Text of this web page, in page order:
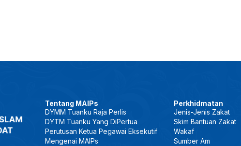
Tentang MAIPs
DYMM Tuanku Raja Perlis
DYTM Tuanku Yang DiPertua
Perutusan Ketua Pegawai Eksekutif
Mengenai MAIPs
Perkhidmatan
Jenis-Jenis Zakat
Skim Bantuan Zakat
Wakaf
Sumber Am